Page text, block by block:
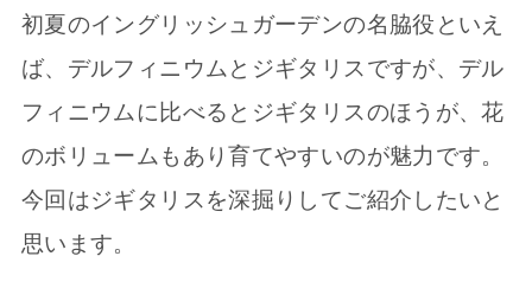
初夏のイングリッシュガーデンの名脇役といえ
ば、デルフィニウムとジギタリスですが、デル
フィニウムに比べるとジギタリスのほうが、花
のボリュームもあり育てやすいのが魅力です。
今回はジギタリスを深掘りしてご紹介したいと
思います。